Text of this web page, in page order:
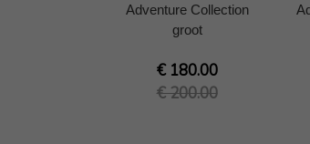
Adventure Collection
groot
€ 180.00
€ 200.00